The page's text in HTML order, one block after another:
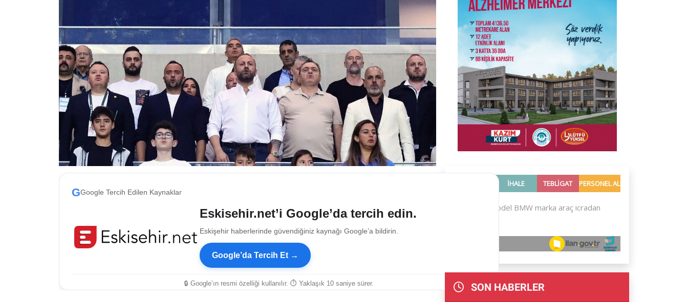
GGoogle Tercih Edilen Kaynaklar
Eskisehir.net’i Google’da tercih edin.
Eskişehir haberlerinde güvendiğiniz kaynağı Google’a bildirin.
Google’da Tercih Et →
🔒 Google’ın resmi özelliği kullanılır. ⏱ Yaklaşık 10 saniye sürer. SON HABERLER
ESKİŞEHİR NÖBETÇİ ECZANELER
Eskişehir Haber İçerikleri
Eskişehir Hava Durumu
Eskişehir Tramvay Saatleri
Eskişehir Otobüs Saatleri